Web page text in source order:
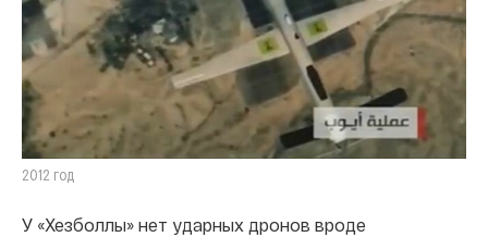
2012 год
У «Хезболлы» нет ударных дронов вроде